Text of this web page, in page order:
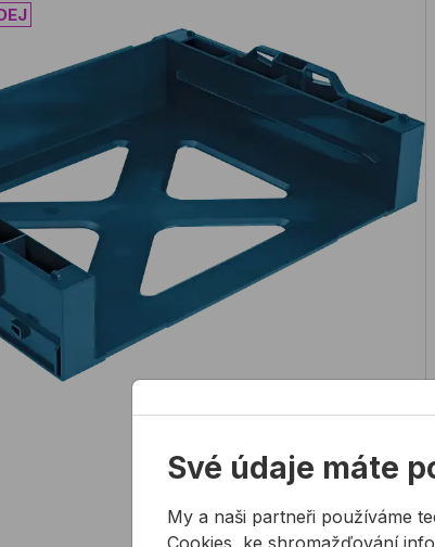
Své údaje máte
My a naši partneři používáme